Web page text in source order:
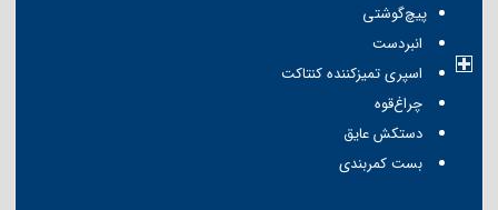
پیچ‌گوشتی
انبردست
اسپری تمیزکننده کنتاکت
چراغ‌قوه
دستکش عایق
بست کمربندی